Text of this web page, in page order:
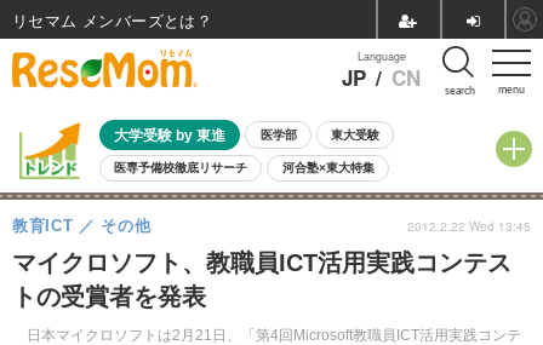
menu
Language
JP / CN search
大学受験 by 東進 医学部 東大受験
医専予備校徹底リサーチ 河合塾×東大特集
親子で考える大学選び 高校受験 中学受験 小学校受験
共通テスト 夏休み
8月開催イベント・WS 全国公立高校 過去問 人気記事
自由研究教材（小学生向け）
マイクロソフト、教職員ICT活用実践コンテス
トの受賞者を発表
日本マイクロソフトは2月21日、「第4回Microsoft教職員ICT活用実践コンテ
教育ICT その他 2012.2.22 Wed 13:45
リセマム メンバーズ